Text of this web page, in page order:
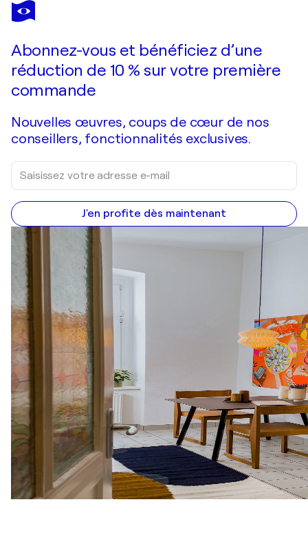
MAX FRANCOS
SANTIAGO SIN TITULO 7
Abonnez-vous et bénéficiez d’une
réduction de 10 % sur votre première
commande
Nouvelles œuvres, coups de cœur de nos
conseillers, fonctionnalités exclusives.
J'en profite dès maintenant